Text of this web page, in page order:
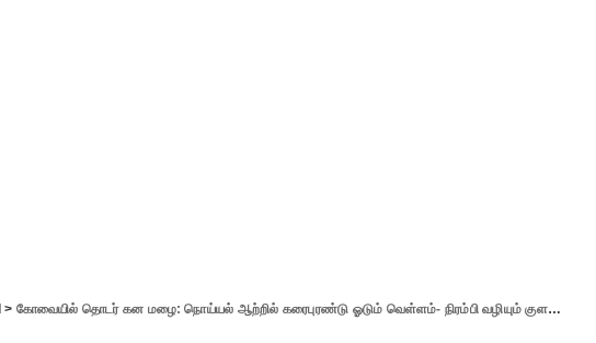
> கோவையில் தொடர் கன மழை: நொய்யல் ஆற்றில் கரைபுரண்டு ஓடும் வெள்ளம்- நிரம்பி வழியும் குளங்கள், குட்டைகள்..!!